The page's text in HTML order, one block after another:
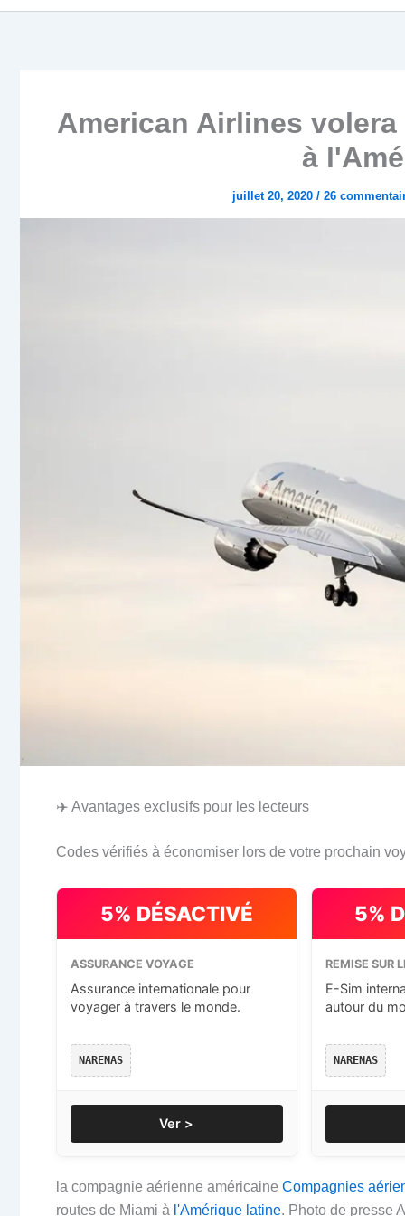
American Airlines
à
juillet 20, 2020 / 26
✈️ Avantages exclusifs pour les lecteurs
Codes vérifiés à économiser lors de votre prochain
5% DÉSACTIVÉ
ASSURANCE VOYAGE
Assurance internationale pour
voyager à travers le monde.
NARENAS
Ver >
5%
REMISE SUR
E-Sim
autour du
NARENAS
la compagnie aérienne américaine Compagnies
routes de Miami à l'Amérique latine. Photo de presse